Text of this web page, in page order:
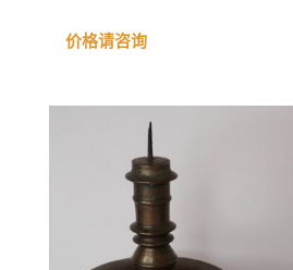
价格请咨询